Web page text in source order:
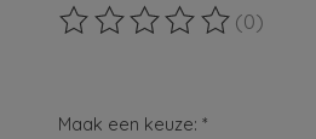
De beoordeling van dit
(0)
Maak een keuze: *